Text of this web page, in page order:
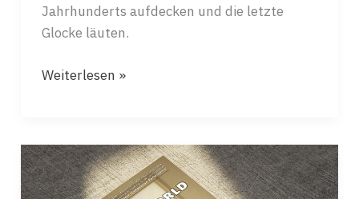
Jahrhunderts aufdecken und die letzte
Glocke läuten.
DIE
Weiterlesen »